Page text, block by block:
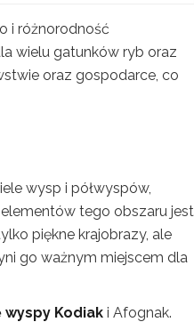
i różnorodność
wielu gatunków ryb oraz
oraz gospodarce, co
wysp i półwyspów,
tego obszaru jest
piękne krajobrazy, ale
go ważnym miejscem dla
Kodiak i Afognak.